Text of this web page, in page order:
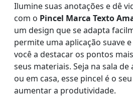
Ilumine suas anotações e dê
com o Pincel Marca Texto
um design que se adapta
permite uma aplicação suave
você a destacar os pontos
seus materiais. Seja na sala
ou em casa, esse pincel é o
aumentar a produtividade.